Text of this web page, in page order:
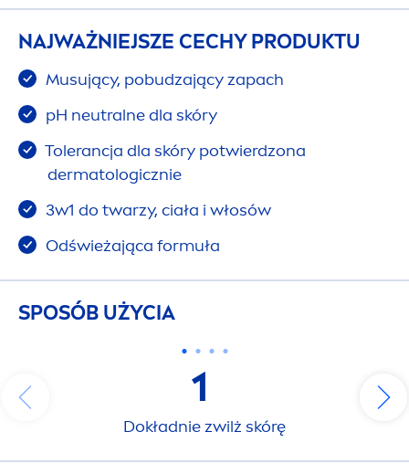
NAJWAŻNIEJSZE CECHY PRODUKTU
Musujący, pobudzający zapach
pH neutralne dla skóry
Tolerancja dla skóry potwierdzona
dermatologicznie
3w1 do twarzy, ciała i włosów
Odświeżająca formuła
SPOSÓB UŻYCIA
1
Dokładnie zwilż skórę